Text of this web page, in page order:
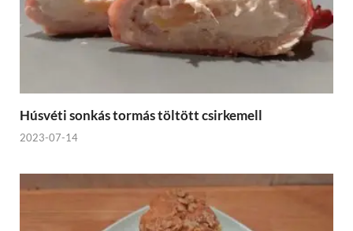
Húsvéti sonkás tormás töltött csirkemell
2023-07-14